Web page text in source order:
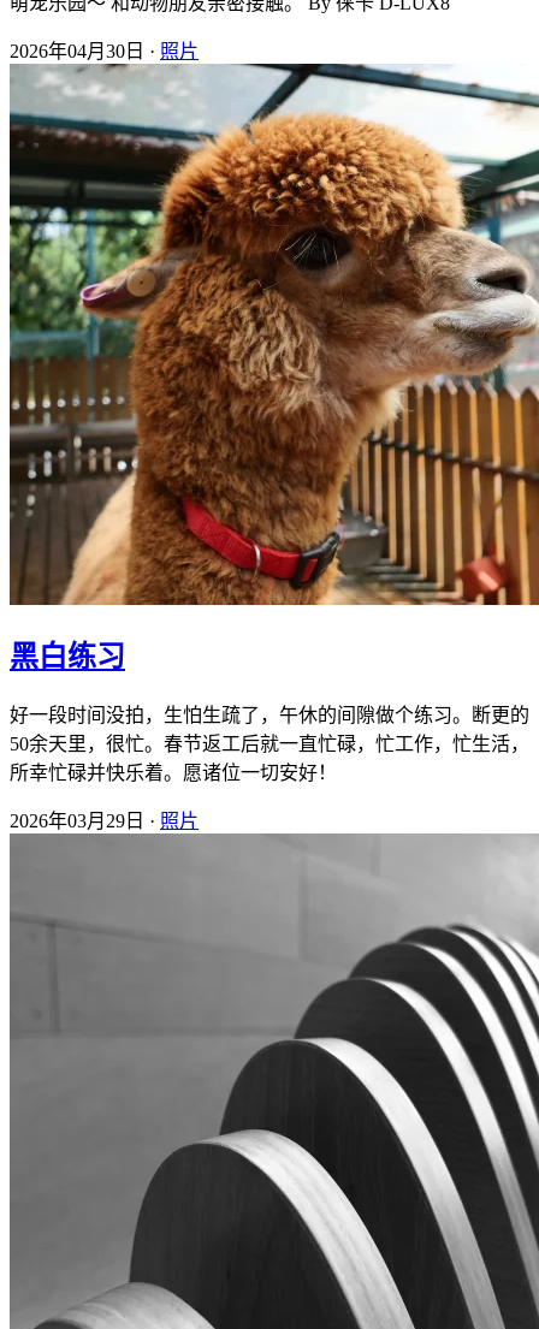
2026年04月30日 · 照片
黑白练习
好一段时间没拍，生怕生疏了，午休的间隙做个练习。断更的
50余天里，很忙。春节返工后就一直忙碌，忙工作，忙生活，
所幸忙碌并快乐着。愿诸位一切安好！
2026年03月29日 · 照片